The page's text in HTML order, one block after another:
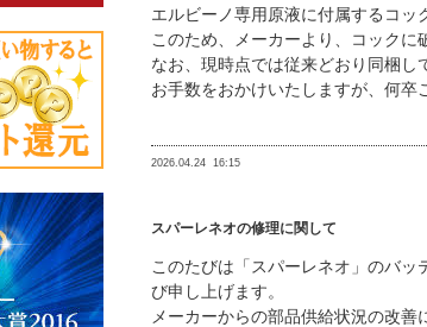
エルビーノ専用原液に付属するコッ
このため、メーカーより、コックに
なお、現時点では従来どおり同梱し
お手数をおかけいたしますが、何卒
2026.04.24 16:15
スパーレネオの修理に関して
このたびは「スパーレネオ」のバ
び申し上げます。
メーカーからの部品供給状況の改